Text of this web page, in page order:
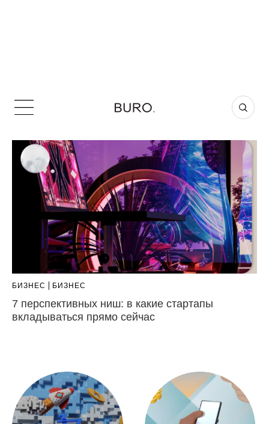
БИЗНЕС БИЗНЕС
7 перспективных ниш: в какие стартапы
вкладываться прямо сейчас